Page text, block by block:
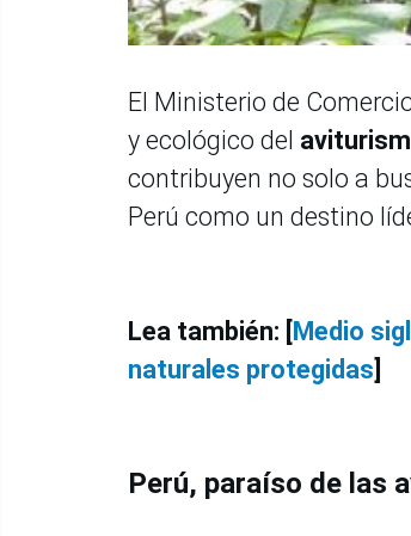
El Ministerio de
y ecológico del
contribuyen no solo a
Perú como un destino
Lea también: [Medio
naturales protegidas]
Perú, paraíso de las